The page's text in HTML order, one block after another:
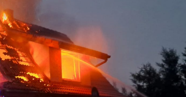
determinacji rządu najpierw Pani
Mateusza Morawieckiego. Chciałbym
pilnował powstania tej inwestycji.
cieszymy się, że wśród tych 4 milionów
w Świnoujściu, przyjechało tutaj do
PiS Joachim Brudziński w